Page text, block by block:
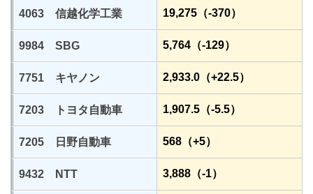
4063 信越化学工業 19,275（-370）
9984 SBG 5,764（-129）
7751 キヤノン 2,933.0（+22.5）
7203 トヨタ自動車 1,907.5（-5.5）
7205 日野自動車 568（+5）
9432 NTT 3,888（-1）